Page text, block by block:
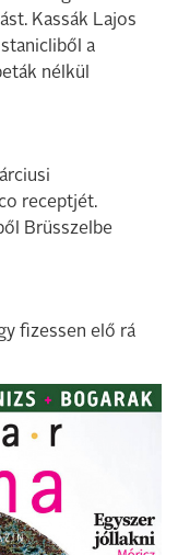
Kassák Lajos
a
nélkül
receptjét.
Brüsszelbe
fizessen elő rá